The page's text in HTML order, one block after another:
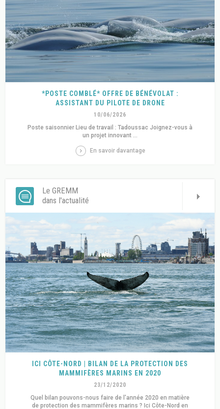
*POSTE COMBLÉ* OFFRE DE BÉNÉVOLAT :
ASSISTANT DU PILOTE DE DRONE
10/06/2026
Poste saisonnier Lieu de travail : Tadoussac Joignez-vous à
un projet innovant ...
En savoir davantage
Le GREMM
dans l'actualité
ICI CÔTE-NORD | BILAN DE LA PROTECTION DES
MAMMIFÈRES MARINS EN 2020
23/12/2020
Quel bilan pouvons-nous faire de l'année 2020 en matière
de protection des mammifères marins ? Ici Côte-Nord en